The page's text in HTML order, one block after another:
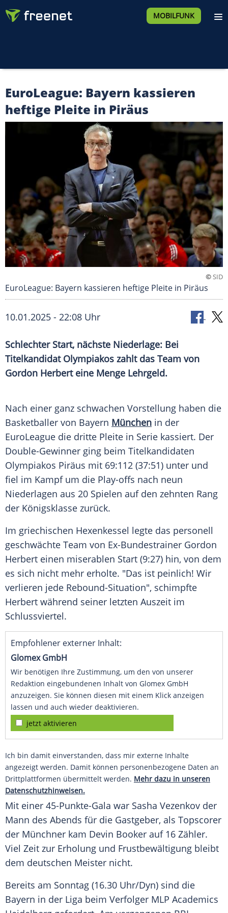
MOBILFUNK
EuroLeague: Bayern kassieren
heftige Pleite in Piräus
©SID
EuroLeague: Bayern kassieren heftige Pleite in Piräus
10.01.2025 - 22:08 Uhr
Schlechter Start, nächste Niederlage: Bei
Titelkandidat Olympiakos zahlt das Team von
Gordon Herbert eine Menge Lehrgeld.
Nach einer ganz schwachen Vorstellung haben die
Basketballer von Bayern München in der
EuroLeague die dritte Pleite in Serie kassiert. Der
Double-Gewinner ging beim Titelkandidaten
Olympiakos Piräus mit 69:112 (37:51) unter und
fiel im Kampf um die Play-offs nach neun
Niederlagen aus 20 Spielen auf den zehnten Rang
der Königsklasse zurück.
Im griechischen Hexenkessel legte das personell
geschwächte Team von Ex-Bundestrainer Gordon
Herbert einen miserablen Start (9:27) hin, von dem
es sich nicht mehr erholte. "Das ist peinlich! Wir
verlieren jede Rebound-Situation", schimpfte
Herbert während seiner letzten Auszeit im
Schlussviertel.
Empfohlener externer Inhalt:
Glomex GmbH
Wir benötigen Ihre Zustimmung, um den von unserer
Redaktion eingebundenen Inhalt von Glomex GmbH
anzuzeigen. Sie können diesen mit einem Klick anzeigen
lassen und auch wieder deaktivieren.
jetzt aktivieren
Ich bin damit einverstanden, dass mir externe Inhalte
angezeigt werden. Damit können personenbezogene Daten an
Drittplattformen übermittelt werden. Mehr dazu in unseren
Datenschutzhinweisen.
Mit einer 45-Punkte-Gala war Sasha Vezenkov der
Mann des Abends für die Gastgeber, als Topscorer
der Münchner kam Devin Booker auf 16 Zähler.
Viel Zeit zur Erholung und Frustbewältigung bleibt
dem deutschen Meister nicht.
Bereits am Sonntag (16.30 Uhr/Dyn) sind die
Bayern in der Liga beim Verfolger MLP Academics